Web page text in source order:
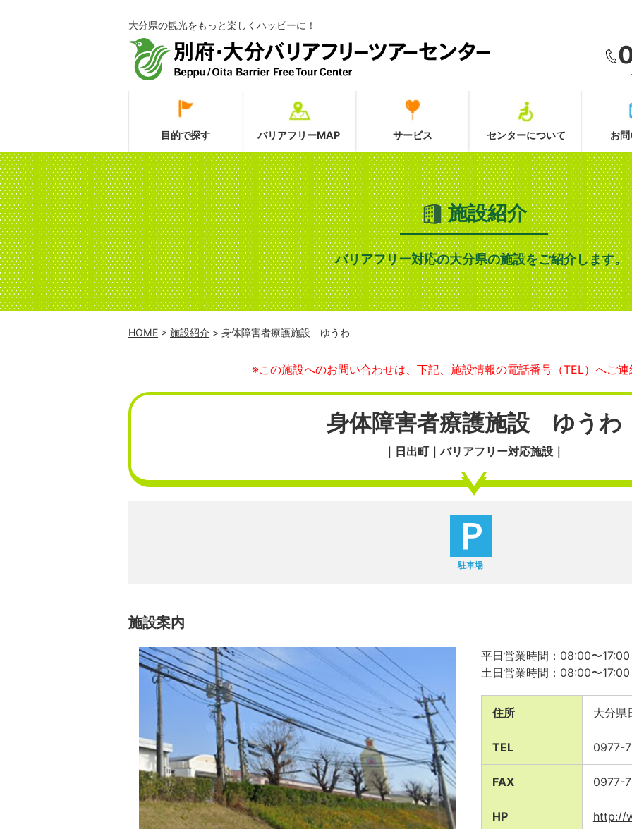
大分県の観光をもっと楽しくハッピーに！
目的で探す バリアフリーMAP サービス センターについて お
施設紹介
バリアフリー対応の大分県の施設をご紹介します。
HOME > 施設紹介 > 身体障害者療護施設 ゆうわ
※この施設へのお問い合わせは、下記、施設情報の電話番号（TEL）へご連
身体障害者療護施設 ゆうわ
｜日出町｜バリアフリー対応施設｜
駐車場
施設案内
平日営業時間：08:00〜17:00
土日営業時間：08:00〜17:00
住所 大分県
TEL 0977-
FAX 0977-
HP http://